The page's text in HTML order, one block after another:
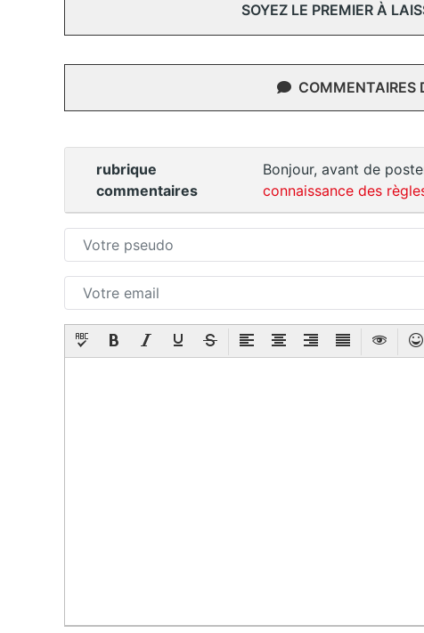
SOYEZ LE PREMIER À
COMMENTAIRES
rubrique
commentaires
Bonjour, avant de
connaissance des